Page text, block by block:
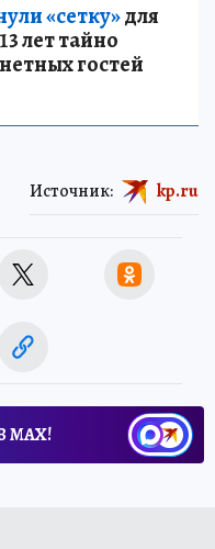
«сетку»для
лет тайно
гостей
Источник: kp.ru
МАХ!